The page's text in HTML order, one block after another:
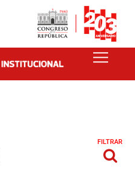
FILTRAR